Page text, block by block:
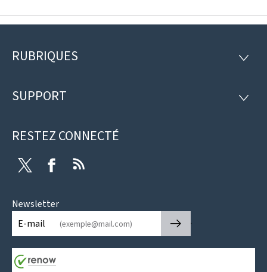
Pied
page
RUBRIQUES
SUPPORT
RESTEZ CONNECTÉ
Twitter Facebook
Newsletter
E-mail
🡒